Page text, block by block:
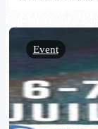
Event